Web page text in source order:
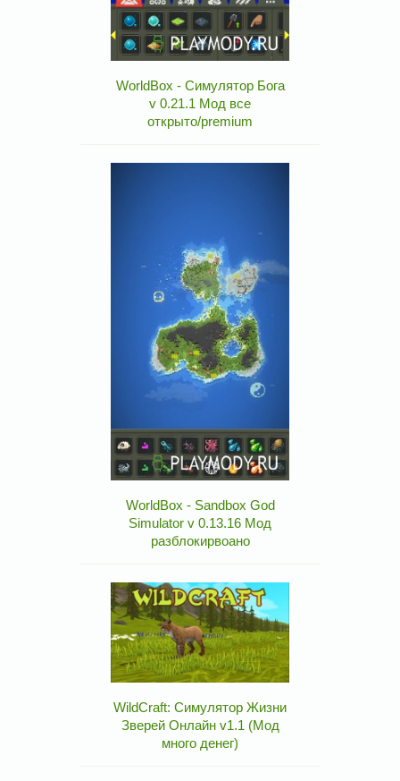
WorldBox - Симулятор Бога
v 0.21.1 Мод все
открыто/premium
WorldBox - Sandbox God
Simulator v 0.13.16 Мод
разблокирвоано
WildCraft: Симулятор Жизни
Зверей Онлайн v1.1 (Мод
много денег)